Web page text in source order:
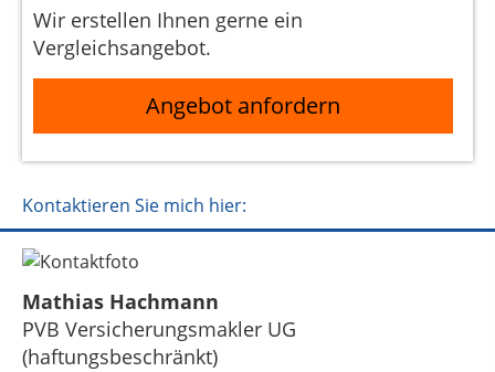
Wir erstellen Ihnen gerne ein
Vergleichsangebot.
Angebot anfordern
Kontaktieren Sie mich hier:
Mathias Hachmann
PVB Versicherungsmakler UG
(haftungsbeschränkt)